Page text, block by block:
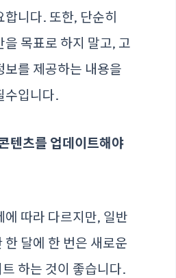
니다. 또한, 단순히
을 목표로 하지 말고, 고
보를 제공하는 내용을
수입니다.
텐츠를 업데이트해야
에 따라 다르지만, 일반
한 달에 한 번은 새로운
하는 것이 좋습니다.